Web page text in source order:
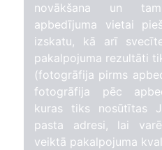
novākšana un
apbedījuma vietai
izskatu, kā arī
pakalpojuma rezultāti
(fotogrāfija pirms
fotogrāfija pēc
kuras tiks nosūtītas
pasta adresi, lai
veiktā pakalpojuma